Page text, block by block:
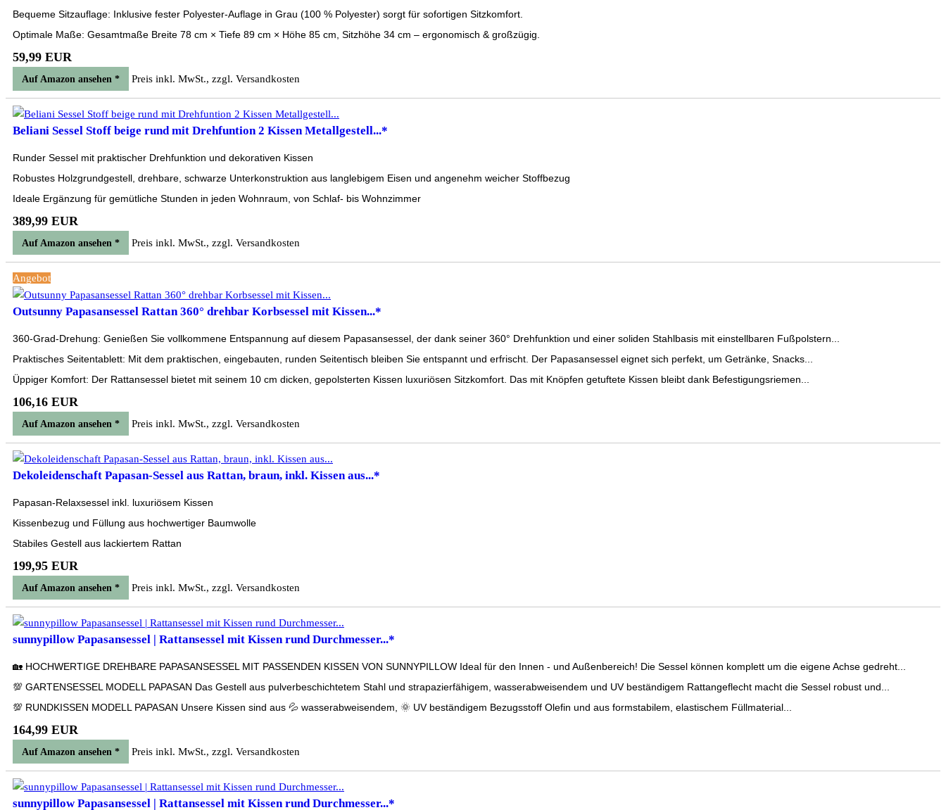
Bequeme Sitzauflage: Inklusive fester Polyester-Auflage in Grau (100 % Polyester) sorgt für sofortigen Sitzkomfort.
Optimale Maße: Gesamtmaße Breite 78 cm × Tiefe 89 cm × Höhe 85 cm, Sitzhöhe 34 cm – ergonomisch & großzügig.
59,99 EUR
Auf Amazon ansehen * Preis inkl. MwSt., zzgl. Versandkosten
Beliani Sessel Stoff beige rund mit Drehfuntion 2 Kissen Metallgestell...*
Runder Sessel mit praktischer Drehfunktion und dekorativen Kissen
Robustes Holzgrundgestell, drehbare, schwarze Unterkonstruktion aus langlebigem Eisen und angenehm weicher Stoffbezug
Ideale Ergänzung für gemütliche Stunden in jeden Wohnraum, von Schlaf- bis Wohnzimmer
389,99 EUR
Auf Amazon ansehen * Preis inkl. MwSt., zzgl. Versandkosten
Angebot
Outsunny Papasansessel Rattan 360° drehbar Korbsessel mit Kissen...*
360-Grad-Drehung: Genießen Sie vollkommene Entspannung auf diesem Papasansessel, der dank seiner 360° Drehfunktion und einer soliden Stahlbasis mit einstellbaren Fußpolstern...
Praktisches Seitentablett: Mit dem praktischen, eingebauten, runden Seitentisch bleiben Sie entspannt und erfrischt. Der Papasansessel eignet sich perfekt, um Getränke, Snacks...
Üppiger Komfort: Der Rattansessel bietet mit seinem 10 cm dicken, gepolsterten Kissen luxuriösen Sitzkomfort. Das mit Knöpfen getuftete Kissen bleibt dank Befestigungsriemen...
106,16 EUR
Auf Amazon ansehen * Preis inkl. MwSt., zzgl. Versandkosten
Dekoleidenschaft Papasan-Sessel aus Rattan, braun, inkl. Kissen aus...*
Papasan-Relaxsessel inkl. luxuriösem Kissen
Kissenbezug und Füllung aus hochwertiger Baumwolle
Stabiles Gestell aus lackiertem Rattan
199,95 EUR
Auf Amazon ansehen * Preis inkl. MwSt., zzgl. Versandkosten
sunnypillow Papasansessel | Rattansessel mit Kissen rund Durchmesser...*
🏡 HOCHWERTIGE DREHBARE PAPASANSESSEL MIT PASSENDEN KISSEN VON SUNNYPILLOW Ideal für den Innen - und Außenbereich! Die Sessel können komplett um die eigene Achse gedreht...
💯 GARTENSESSEL MODELL PAPASAN Das Gestell aus pulverbeschichtetem Stahl und strapazierfähigem, wasserabweisendem und UV beständigem Rattangeflecht macht die Sessel robust und...
💯 RUNDKISSEN MODELL PAPASAN Unsere Kissen sind aus 💦 wasserabweisendem, 🌞 UV beständigem Bezugsstoff Olefin und aus formstabilem, elastischem Füllmaterial...
164,99 EUR
Auf Amazon ansehen * Preis inkl. MwSt., zzgl. Versandkosten
sunnypillow Papasansessel | Rattansessel mit Kissen rund Durchmesser...*